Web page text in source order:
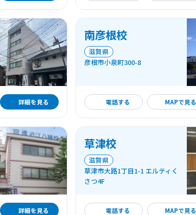
詳細を見る
南彦根校
滋賀県
彦根市小泉町300-8
電話する MAPで見る
詳細を見る
詳細を見る
草津校
滋賀県
草津市大路1丁目1-1 エルティく
さつ4F
電話する MAPで見る
詳細を見る